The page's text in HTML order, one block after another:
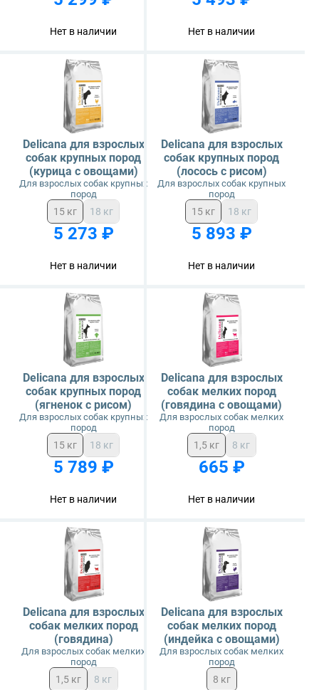
Petvador
Premier
ProBalance
Royal Canin
Tasty
Zillii
Будь Здоров
Наша Марка
Территория
Нет в наличии Нет в наличии
Delicana для взрослых
собак крупных пород
(курица с овощами)
Для взрослых собак крупных
пород
15 кг 18 кг
5 273 ₽
Нет в наличии
Delicana для взрослых
собак крупных пород
(лосось с рисом)
Для взрослых собак крупных
пород
15 кг 18 кг
5 893 ₽
Нет в наличии
Delicana для взрослых
собак крупных пород
(ягненок с рисом)
Для взрослых собак крупных
пород
15 кг 18 кг
5 789 ₽
Нет в наличии
Delicana для взрослых
собак мелких пород
(говядина с овощами)
Для взрослых собак мелких
пород
1,5 кг 8 кг
665 ₽
Нет в наличии
Delicana для взрослых
собак мелких пород
(говядина)
Для взрослых собак мелких
пород
1,5 кг 8 кг
Delicana для взрослых
собак мелких пород
(индейка с овощами)
Для взрослых собак мелких
пород
8 кг